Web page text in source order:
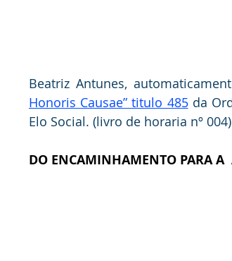
Beatriz Antunes,
Honoris Causae” titulo 485 da
Elo Social. (livro de horaria nº
DO ENCAMINHAMENTO PARA A